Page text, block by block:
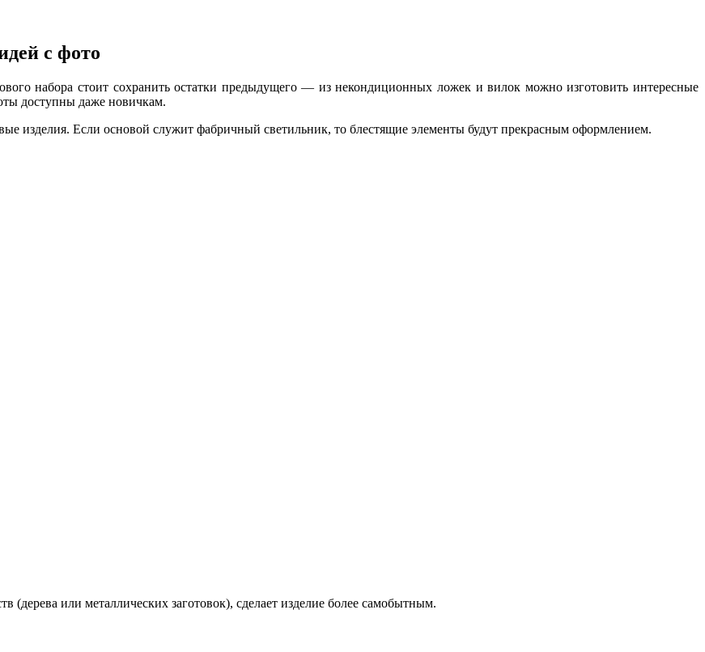
с фото
набора стоит сохранить остатки предыдущего — из некондиционных ложек и вилок можно изготовить интересные
доступны даже новичкам.
изделия. Если основой служит фабричный светильник, то блестящие элементы будут прекрасным оформлением.
(дерева или металлических заготовок), сделает изделие более самобытным.